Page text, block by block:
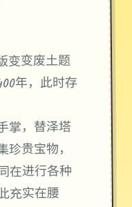
变变废土题
年，此时存
掌，替泽塔
贵宝物，
在进行各种
充实在腰